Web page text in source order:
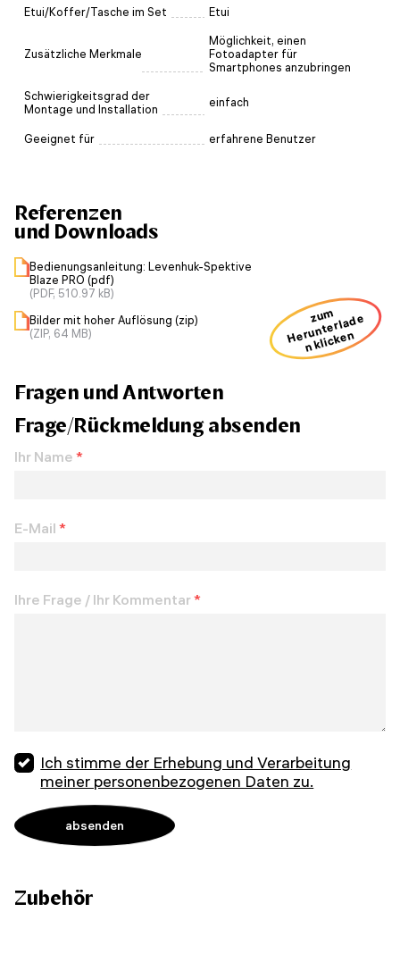
Etui/Koffer/Tasche im Set Etui
Zusätzliche Merkmale
Möglichkeit, einen
Fotoadapter für
Smartphones anzubringen
Schwierigkeitsgrad der
Montage und Installation
einfach
Geeignet für erfahrene Benutzer
Referenzen
und Downloads
Bedienungsanleitung: Levenhuk-Spektive
Blaze PRO (pdf)
(PDF, 510.97 kB)
Bilder mit hoher Auflösung (zip)
(ZIP, 64 MB)
zum
H
er
u
nt
erl
a
d
e
n kli
ck
e
n
Fragen und Antworten
Frage/Rückmeldung absenden
Ihr Name *
E-Mail *
Ihre Frage / Ihr Kommentar*
Ich stimme der Erhebung und Verarbeitung
meiner personenbezogenen Daten zu.
Zubehör